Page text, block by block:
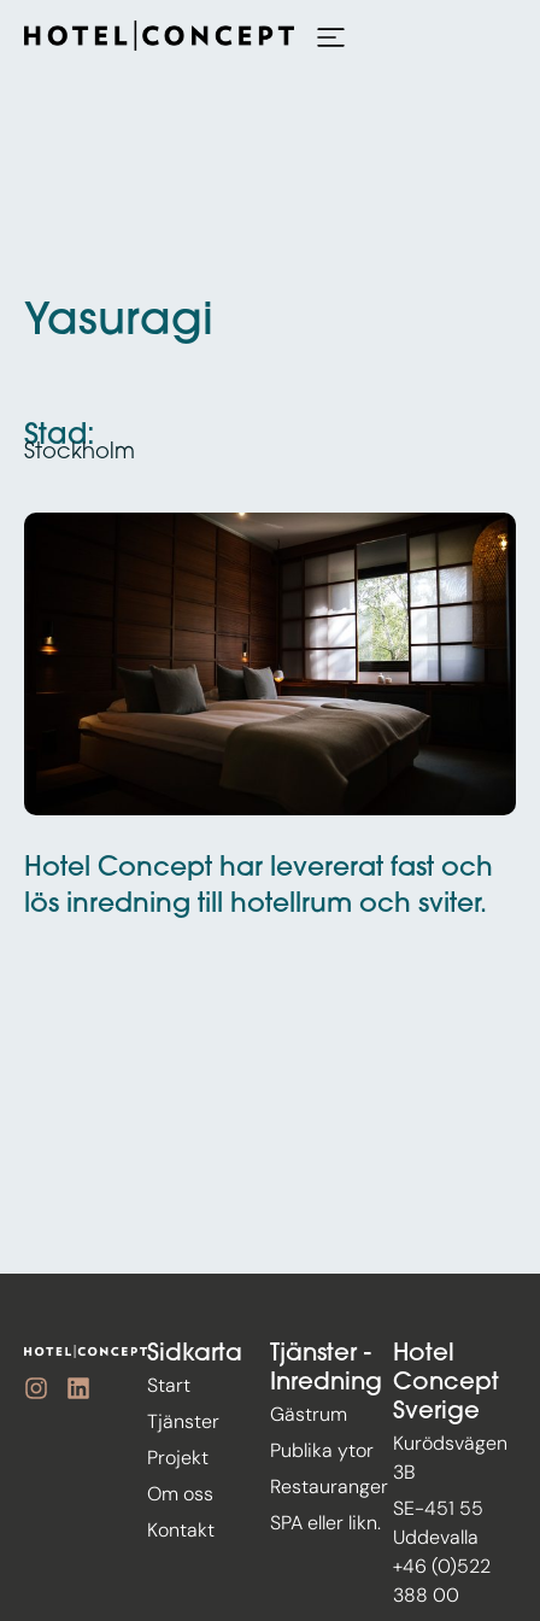
Yasuragi
Stad:
Stockholm
Hotel Concept har levererat fast och
lös inredning till hotellrum och sviter.
Sidkarta
Start
Tjänster
Projekt
Om oss
Kontakt
Tjänster -
Inredning
Gästrum
Publika ytor
Restauranger
SPA eller likn.
Hotel
Concept
Sverige
Kurödsvägen
3B
SE-451 55
Uddevalla
+46 (0)522
388 00